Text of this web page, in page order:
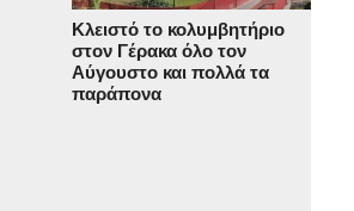
Κλειστό το κολυμβητήριο
στον Γέρακα όλο τον
Αύγουστο και πολλά τα
παράπονα